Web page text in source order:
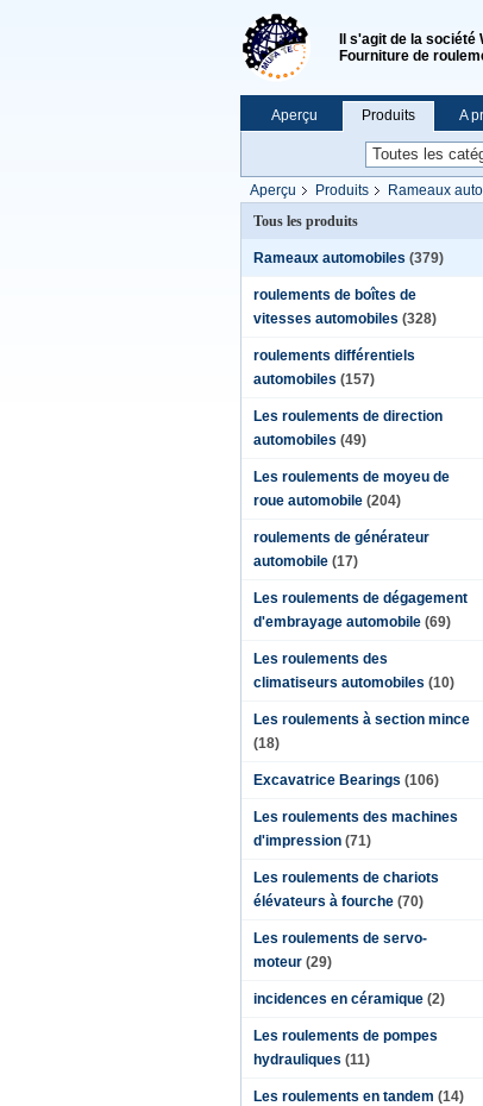
Il s'agit de la société
Fourniture de
Aperçu Produits A
Aperçu Produits Rameaux
Tous les produits
Rameaux automobiles (379)
roulements de boîtes de
vitesses automobiles (328)
roulements différentiels
automobiles (157)
Les roulements de direction
automobiles (49)
Les roulements de moyeu de
roue automobile (204)
roulements de générateur
automobile (17)
Les roulements de dégagement
d'embrayage automobile (69)
Les roulements des
climatiseurs automobiles (10)
Les roulements à section mince
(18)
Excavatrice Bearings (106)
Les roulements des machines
d'impression (71)
Les roulements de chariots
élévateurs à fourche (70)
Les roulements de servo-
moteur (29)
incidences en céramique (2)
Les roulements de pompes
hydrauliques (11)
Les roulements en tandem (14)